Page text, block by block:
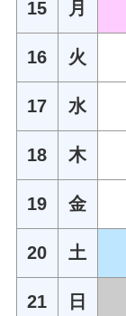
15 月
16 火
17 水
18 木
19 金
20 土
21 日